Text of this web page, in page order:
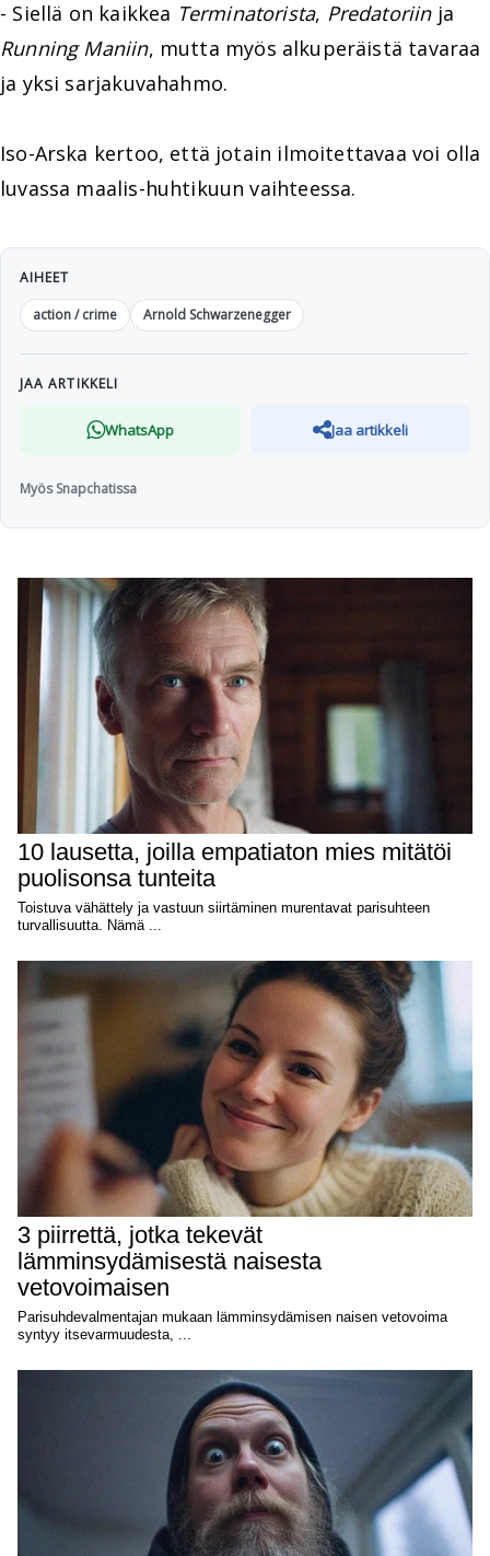
- Siellä on kaikkea Terminatorista, Predatoriinja
Running Maniin, mutta myös alkuperäistä tavaraa
ja yksi sarjakuvahahmo.
Iso-Arska kertoo, että jotain ilmoitettavaa voi olla
luvassa maalis-huhtikuun vaihteessa.
AIHEET
action / crime
Arnold Schwarzenegger
JAA ARTIKKELI
WhatsApp Jaa artikkeli
Myös Snapchatissa